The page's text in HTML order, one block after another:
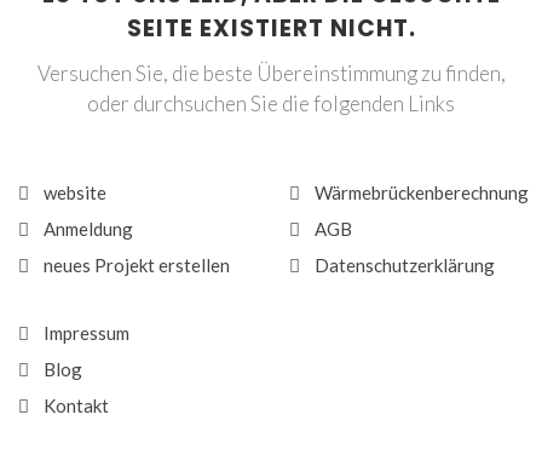
SEITE EXISTIERT NICHT.
Versuchen Sie, die beste Übereinstimmung zu finden,
oder durchsuchen Sie die folgenden Links
website
Anmeldung
neues Projekt erstellen
Wärmebrückenberechnung
AGB
Datenschutzerklärung
Impressum
Blog
Kontakt